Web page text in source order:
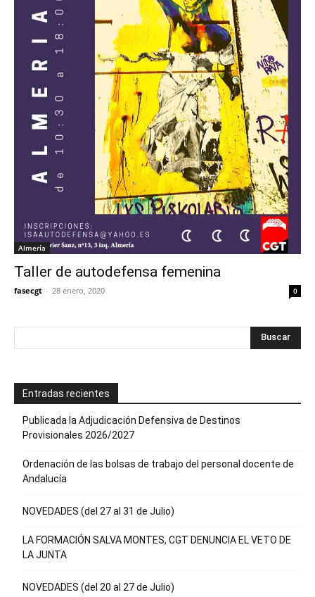
Almería
Taller de autodefensa femenina
fasecgt - 28 enero, 2020 0
Entradas recientes
Publicada la Adjudicación Defensiva de Destinos
Provisionales 2026/2027
Ordenación de las bolsas de trabajo del personal docente de
Andalucía
NOVEDADES (del 27 al 31 de Julio)
LA FORMACIÓN SALVA MONTES, CGT DENUNCIA EL VETO DE
LA JUNTA
NOVEDADES (del 20 al 27 de Julio)